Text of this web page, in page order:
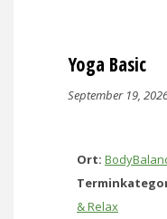
Yoga Basic
September 19,
Ort:
& Relax